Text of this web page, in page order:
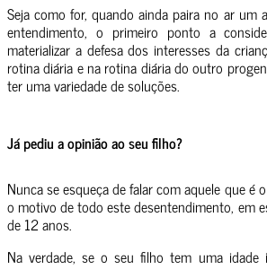
Seja como for, quando ainda paira no ar um
entendimento, o primeiro ponto a
materializar a defesa dos interesses da
rotina diária e na rotina diária do outro
ter uma variedade de soluções.
Já pediu a opinião ao seu filho?
Nunca se esqueça de falar com aquele que é
o motivo de todo este desentendimento, em
de 12 anos.
Na verdade, se o seu filho tem uma